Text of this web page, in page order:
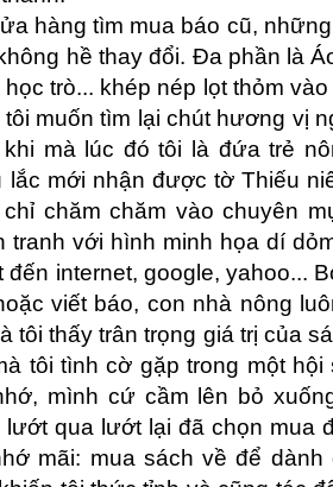
hàng tìm mua báo cũ,
hề thay đổi. Đa phần là
trò... khép nép lọt thỏm
tôi muốn tìm lại chút hương vị
mà lúc đó tôi là đứa trẻ
lắc mới nhận được tờ Thiếu
chăm chăm vào chuyên
tranh với hình minh họa dí
internet, google, yahoo...
viết báo, con nhà nông
tôi thấy trân trọng giá trị của
tôi tình cờ gặp trong một
mình cứ cầm lên bỏ
lướt qua lướt lại đã chọn mua
mãi: mua sách về để